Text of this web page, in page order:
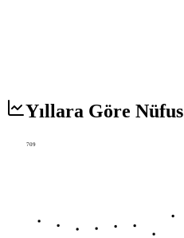
Yıllara Göre Nüfus
709